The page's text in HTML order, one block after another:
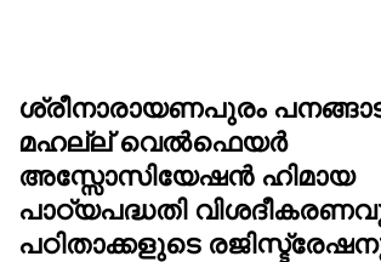
ശ്രീനാരായണപുരം
മഹല്ല് വെൽഫെയർ
അസ്സോസിയേഷൻ ഹിമായ
പാഠ്യപദ്ധതി
പഠിതാക്കളുടെ